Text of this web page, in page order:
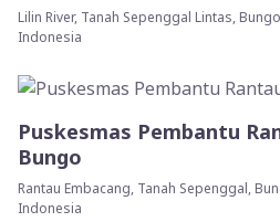
Lilin River, Tanah Sepenggal Lintas,
Indonesia
Puskesmas Pembantu
Bungo
Rantau Embacang, Tanah Sepenggal,
Indonesia